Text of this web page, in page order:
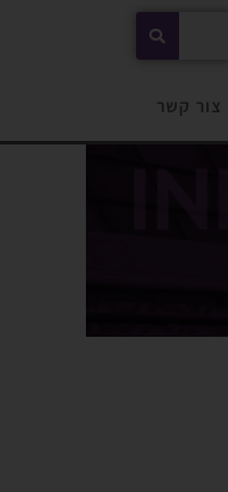
צור קשר